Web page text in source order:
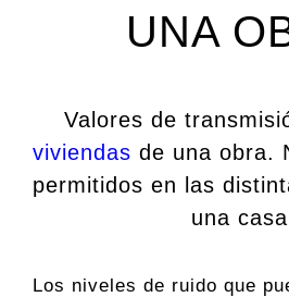
UNA
Valores de
viviendas de una obra.
permitidos en las
una
Los niveles de ruido que